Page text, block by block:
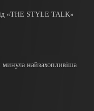
«THE STYLE TALK»
минула найзахопливіша